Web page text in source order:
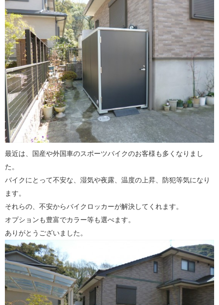
最近は、国産や外国車のスポーツバイクのお客様も多くなりまし
た。
バイクにとって不安な、湿気や夜露、温度の上昇、防犯等気になり
ます。
それらの、不安からバイクロッカーが解決してくれます。
オプションも豊富でカラー等も選べます。
ありがとうございました。